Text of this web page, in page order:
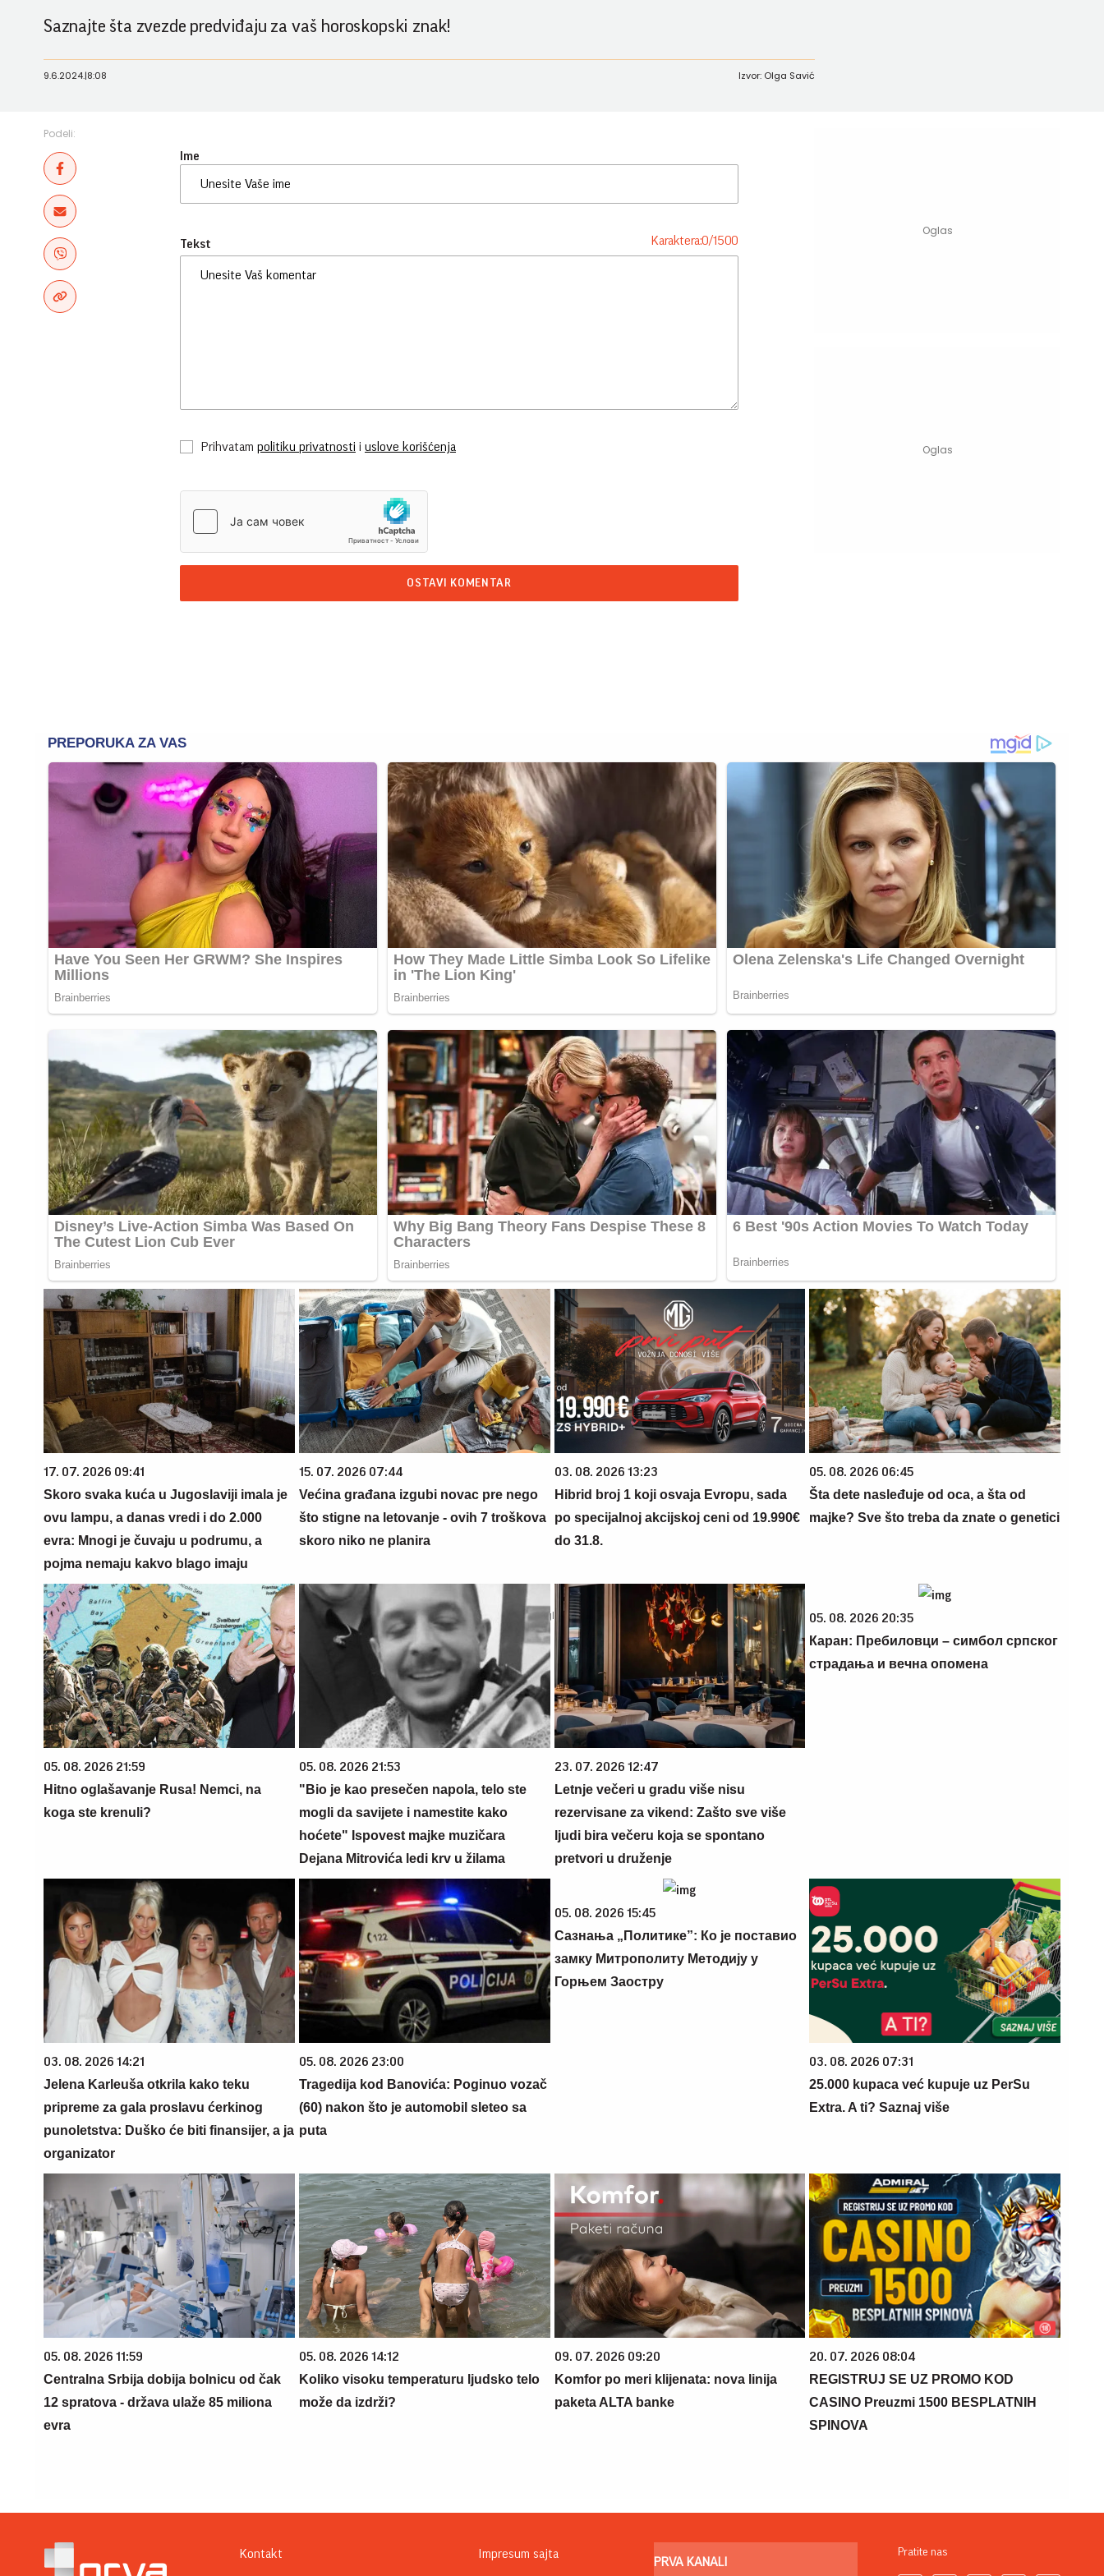
Saznajte šta zvezde predviđaju za vaš horoskopski znak!
9.6.2024.|8:08 Izvor: Olga Savić
Podeli:
Ime
Tekst Karaktera:0/1500
Prihvatam politiku privatnosti i uslove korišćenja
OSTAVI KOMENTAR
17. 07. 2026 09:41
Skoro svaka kuća u Jugoslaviji imala je
ovu lampu, a danas vredi i do 2.000
evra: Mnogi je čuvaju u podrumu, a
pojma nemaju kakvo blago imaju
15. 07. 2026 07:44
Većina građana izgubi novac pre nego
što stigne na letovanje - ovih 7 troškova
skoro niko ne planira
03. 08. 2026 13:23
Hibrid broj 1 koji osvaja Evropu, sada
po specijalnoj akcijskoj ceni od 19.990€
do 31.8.
05. 08. 2026 06:45
Šta dete nasleđuje od oca, a šta od
majke? Sve što treba da znate o genetici
05. 08. 2026 21:59
Hitno oglašavanje Rusa! Nemci, na
koga ste krenuli?
05. 08. 2026 21:53
"Bio je kao presečen napola, telo ste
mogli da savijete i namestite kako
hoćete" Ispovest majke muzičara
Dejana Mitrovića ledi krv u žilama
23. 07. 2026 12:47
Letnje večeri u gradu više nisu
rezervisane za vikend: Zašto sve više
ljudi bira večeru koja se spontano
pretvori u druženje
05. 08. 2026 20:35
Каран: Пребиловци – симбол српског
страдања и вечна опомена
03. 08. 2026 14:21
Jelena Karleuša otkrila kako teku
pripreme za gala proslavu ćerkinog
punoletstva: Duško će biti finansijer, a ja
organizator
05. 08. 2026 23:00
Tragedija kod Banovića: Poginuo vozač
(60) nakon što je automobil sleteo sa
puta
05. 08. 2026 15:45
Сазнања „Политике”: Ко је поставио
замку Митрополиту Методију у
Горњем Заостру
03. 08. 2026 07:31
25.000 kupaca već kupuje uz PerSu
Extra. A ti? Saznaj više
05. 08. 2026 11:59
Centralna Srbija dobija bolnicu od čak
12 spratova - država ulaže 85 miliona
evra
05. 08. 2026 14:12
Koliko visoku temperaturu ljudsko telo
može da izdrži?
09. 07. 2026 09:20
Komfor po meri klijenata: nova linija
paketa ALTA banke
20. 07. 2026 08:04
REGISTRUJ SE UZ PROMO KOD
CASINO Preuzmi 1500 BESPLATNIH
SPINOVA
Kontakt Impresum sajta
PRVA KANALI
Pratite nas